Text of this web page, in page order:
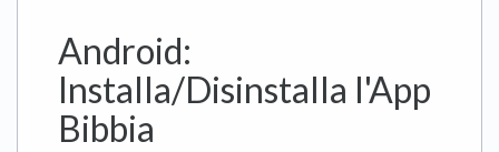
Android:
Installa/Disinstalla l'App
Bibbia